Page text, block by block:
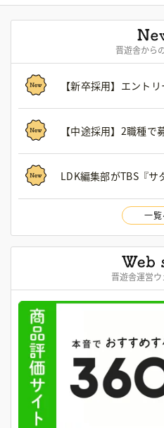
晋遊舎から
【新卒採用】エント
【中途採用】2職種で
LDK編集部がTBS『サ
一
晋遊舎運営ウ